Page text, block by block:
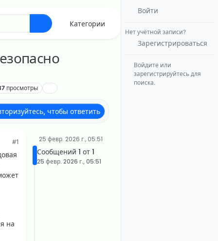
Категории
просмотры
чтобы ответить
#1
на
25 февр. 2026 г., 05:51
Сообщений 1 от 1
25 февр. 2026 г., 05:51
Войти
Нет учётной записи?
Зарегистрироваться
Войдите или
зарегистрируйтесь для
поиска.